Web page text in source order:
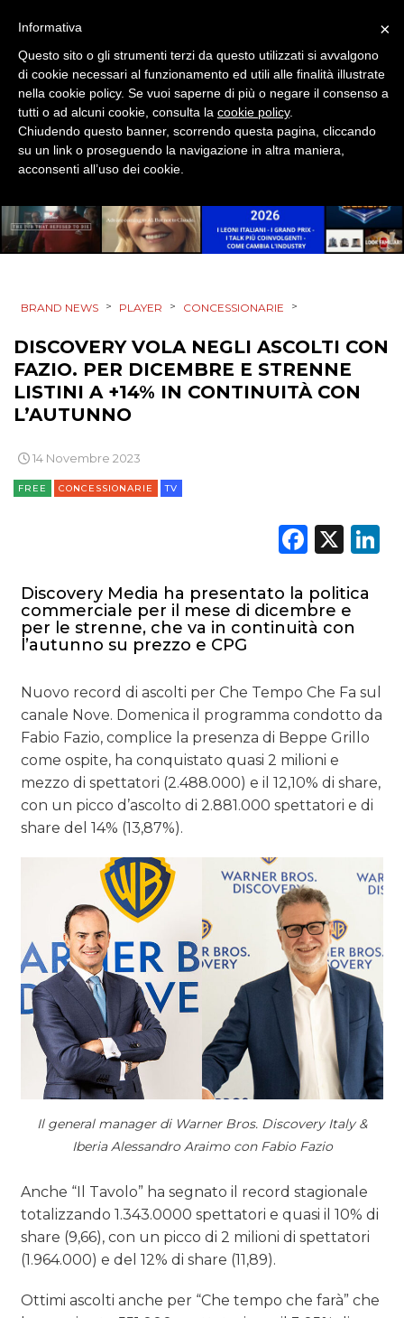
PREVISIONI/SCENARI
NORMATIVE
TREND
CASE HISTORY
BRAND NEWS > PLAYER > CONCESSIONARIE >
DISCOVERY VOLA NEGLI ASCOLTI CON
FAZIO. PER DICEMBRE E STRENNE
LISTINI A +14% IN CONTINUITÀ CON
L’AUTUNNO
14 Novembre 2023
FREE CONCESSIONARIE TV
X
Discovery Media ha presentato la politica
commerciale per il mese di dicembre e
per le strenne, che va in continuità con
l’autunno su prezzo e CPG
Nuovo record di ascolti per Che Tempo Che Fa sul
canale Nove. Domenica il programma condotto da
Fabio Fazio, complice la presenza di Beppe Grillo
come ospite, ha conquistato quasi 2 milioni e
mezzo di spettatori (2.488.000) e il 12,10% di share,
con un picco d’ascolto di 2.881.000 spettatori e di
share del 14% (13,87%).
Il general manager di Warner Bros. Discovery Italy &
Iberia Alessandro Araimo con Fabio Fazio
Anche “Il Tavolo” ha segnato il record stagionale
totalizzando 1.343.0000 spettatori e quasi il 10% di
share (9,66), con un picco di 2 milioni di spettatori
(1.964.000) e del 12% di share (11,89).
Ottimi ascolti anche per “Che tempo che farà” che
×
Informativa
Questo sito o gli strumenti terzi da questo utilizzati si avvalgono
di cookie necessari al funzionamento ed utili alle finalità illustrate
nella cookie policy. Se vuoi saperne di più o negare il consenso a
tutti o ad alcuni cookie, consulta la cookie policy.
Chiudendo questo banner, scorrendo questa pagina, cliccando
su un link o proseguendo la navigazione in altra maniera,
acconsenti all’uso dei cookie.